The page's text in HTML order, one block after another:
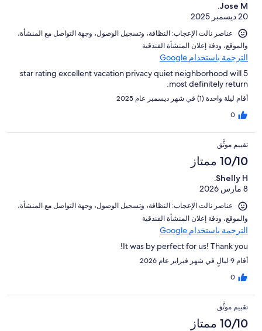
Jose M.
20 ديسمبر 2025
عناصر نالت الإعجاب: ⁦النظافة⁩، و⁦تسجيل الوصول⁩، و⁦جهة التواصل مع المنشأة⁩،
و⁦الموقع⁩، و⁦دقة إعلان المنشأة الفندقية⁩
الترجمة باستخدام Google
5 star rating excellent vacation privacy quiet neighborhood will
most definitely return.
أقام ليلة واحدة (1) في شهر ديسمبر عام 2025
0
تقييم موثَّق
10/10 ممتاز
Shelly H.
8 مارس 2026
عناصر نالت الإعجاب: ⁦النظافة⁩، و⁦تسجيل الوصول⁩، و⁦جهة التواصل مع المنشأة⁩،
و⁦الموقع⁩، و⁦دقة إعلان المنشأة الفندقية⁩
الترجمة باستخدام Google
It was by perfect for us! Thank you!
أقام 9 ليالٍ في شهر فبراير عام 2026
0
تقييم موثَّق
10/10 ممتاز